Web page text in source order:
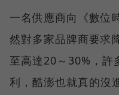
一名供應商向《數位
然對多家品牌商要求
至高達20～30%，許
利，酷澎也就真的沒